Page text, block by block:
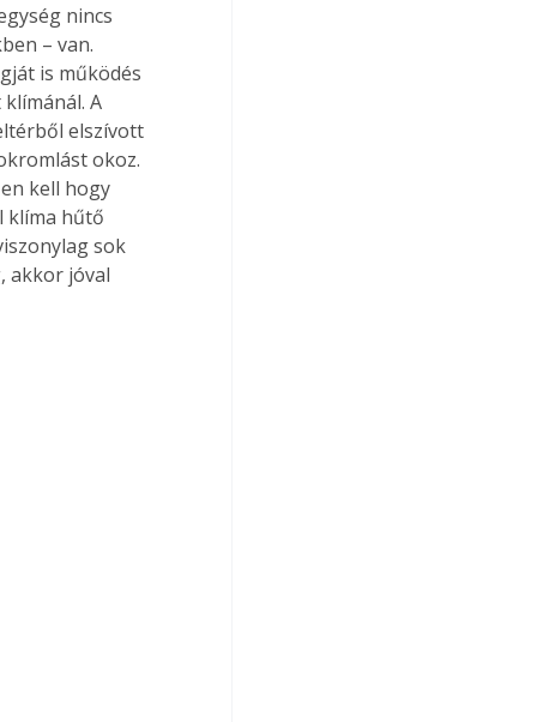
nincs
– van.
is működés
A
elszívott
okoz.
kell hogy
klíma hűtő
sok
akkor jóval